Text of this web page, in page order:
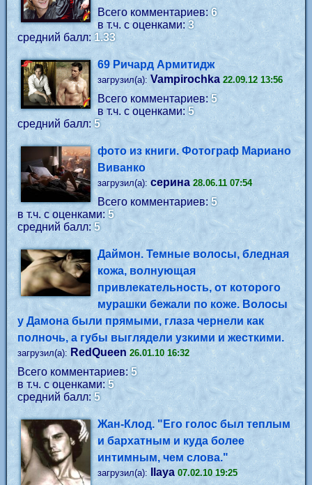
Всего комментариев:6
в т.ч. с оценками:3
средний балл: 1.33
69 Ричард Армитидж
загрузил(а): Vampirochka 22.09.12 13:56
Всего комментариев: 5
в т.ч. с оценками: 5
средний балл: 5
фото из книги. Фотограф Мариано
Виванко
загрузил(а):серина 28.06.11 07:54
Всего комментариев:5
в т.ч. с оценками: 5
средний балл:5
Даймон. Темные волосы, бледная
кожа, волнующая
привлекательность, от которого
мурашки бежали по коже. Волосы
у Дамона были прямыми, глаза чернели как
полночь, а губы выглядели узкими и жесткими.
загрузил(а): RedQueen 26.01.10 16:32
Всего комментариев: 5
в т.ч. с оценками: 5
средний балл:5
Жан-Клод. "Его голос был теплым
и бархатным и куда более
интимным, чем слова."
загрузил(а): Ilaya 07.02.10 19:25